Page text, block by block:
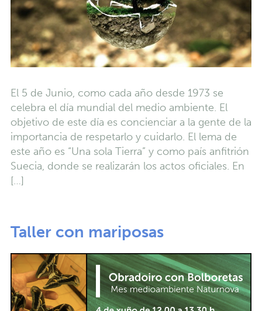
El 5 de Junio, como cada año desde 1973 se
celebra el día mundial del medio ambiente. El
objetivo de este día es concienciar a la gente de la
importancia de respetarlo y cuidarlo. El lema de
este año es “Una sola Tierra” y como país anfitrión
Suecia, donde se realizarán los actos oficiales. En
[…]
Taller con mariposas